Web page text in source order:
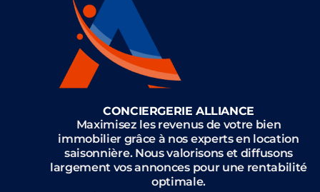
CONCIERGERIE ALLIANCE
Maximisez les revenus de votre bien
immobilier grâce à nos experts en location
saisonnière. Nous valorisons et diffusons
largement vos annonces pour une rentabilité
optimale.